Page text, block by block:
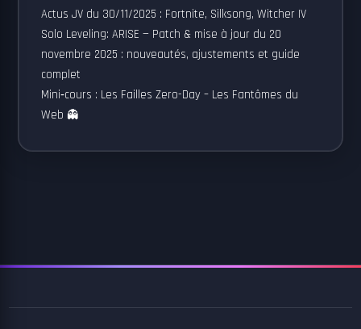
Actus JV du 30/11/2025 : Fortnite, Silksong, Witcher IV
Solo Leveling: ARISE — Patch & mise à jour du 20
novembre 2025 : nouveautés, ajustements et guide
complet
Mini‑cours : Les Failles Zero-Day – Les Fantômes du
Web 👻